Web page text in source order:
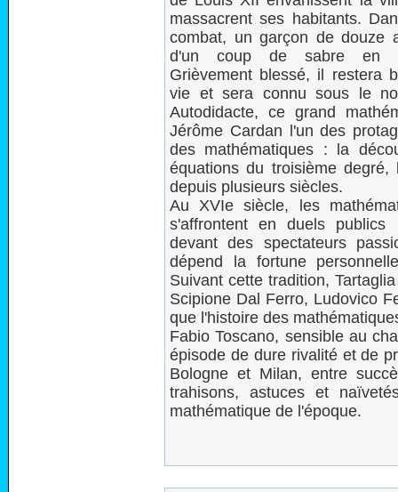
massacrent ses habitants.
combat, un garçon de douze
d'un coup de sabre en
Grièvement blessé, il restera
vie et sera connu sous le
Autodidacte, ce grand
Jérôme Cardan l'un des
des mathématiques : la
équations du troisième
depuis plusieurs siècles.
Au XVIe siècle, les
s'affrontent en duels publics
devant des spectateurs
dépend la fortune
Suivant cette tradition,
Scipione Dal Ferro, Ludovico
que l'histoire des
Fabio Toscano, sensible au
épisode de dure rivalité et de
Bologne et Milan, entre
trahisons, astuces et
mathématique de l'époque.